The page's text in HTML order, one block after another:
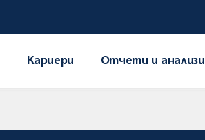
Кариери Отчети и анализи